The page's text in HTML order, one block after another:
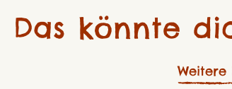
Das könnte
Weitere